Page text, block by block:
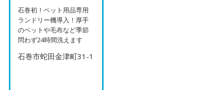
石巻初！ペット用品専用
ランドリー機導入！厚手
のベットや毛布など季節
問わず24時間洗えます
石巻市蛇田金津町31-1